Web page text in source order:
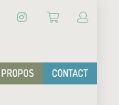
CONTACT